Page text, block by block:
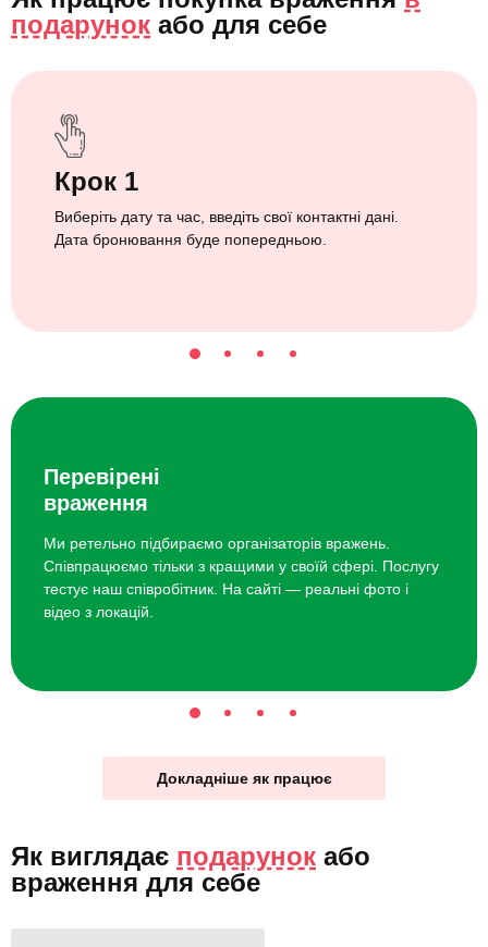
подарунок або для себе
Крок 1
Виберіть дату та час, введіть свої контактні дані.
Дата бронювання буде попередньою.
Перевірені
враження
Ми ретельно підбираємо організаторів вражень.
Співпрацюємо тільки з кращими у своїй сфері. Послугу
тестує наш співробітник. На сайті — реальні фото і
відео з локацій.
Докладніше як працює
Як виглядає подарунок або
враження для себе